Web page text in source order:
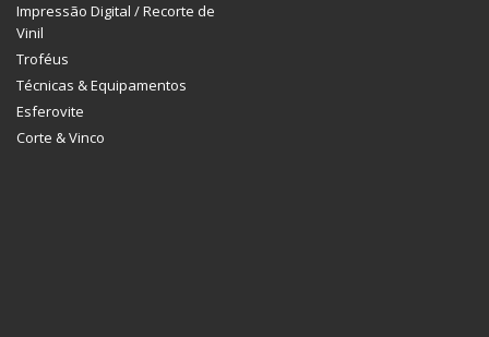
Impressão Digital / Recorte de
Vinil
Troféus
Técnicas & Equipamentos
Esferovite
Corte & Vinco